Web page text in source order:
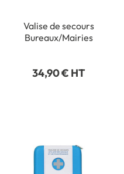
Valise de secours
Bureaux/Mairies
34,90 € HT